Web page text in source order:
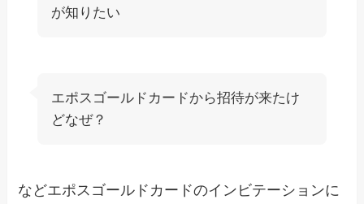
が知りたい
エポスゴールドカードから招待が来たけ
どなぜ？
などエポスゴールドカードのインビテーションに